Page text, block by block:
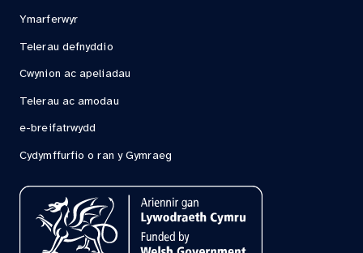
Ymarferwyr
Telerau defnyddio
Cwynion ac apeliadau
Telerau ac amodau
e-breifatrwydd
Cydymffurfio o ran y Gymraeg